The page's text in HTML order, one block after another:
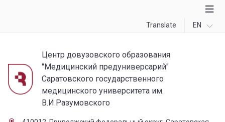
Translate EN
Центр довузовского образования
"Медицинский предуниверсарий"
Саратовского государственного
медицинского университета им.
В.И.Разумовского